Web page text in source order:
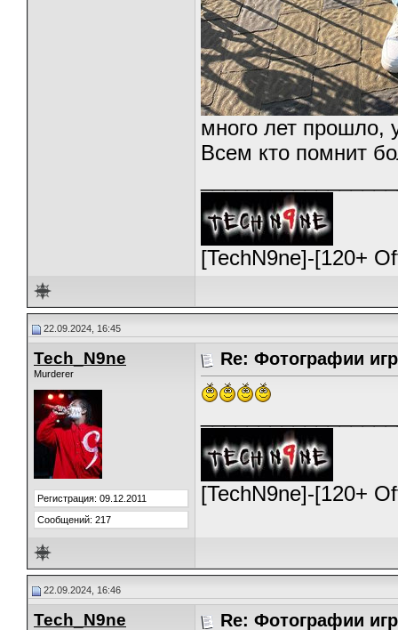
много лет прошло,
Всем кто помнит
[TechN9ne]-[120+
22.09.2024, 16:45
Tech_N9ne
Murderer
Регистрация: 09.12.2011
Сообщений: 217
Re: Фотографии
[TechN9ne]-[120+
22.09.2024, 16:46
Tech_N9ne Re: Фотографии